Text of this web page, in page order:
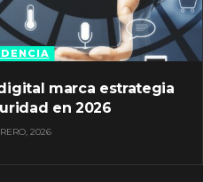
marca estrategia
en 2026
2026